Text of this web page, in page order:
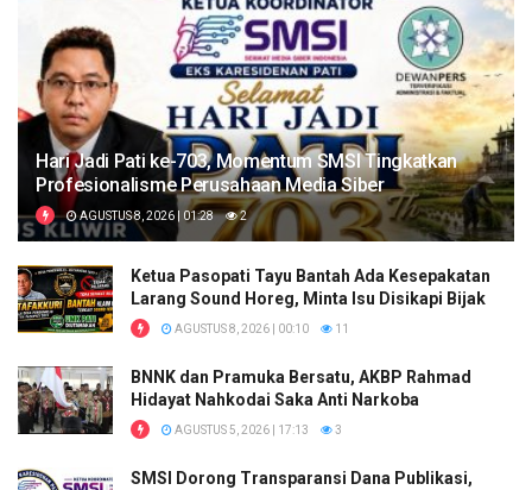
Hari Jadi Pati ke-703, Momentum SMSI Tingkatkan
Profesionalisme Perusahaan Media Siber
AGUSTUS 8, 2026 | 01:28 2
Ketua Pasopati Tayu Bantah Ada Kesepakatan
Larang Sound Horeg, Minta Isu Disikapi Bijak
AGUSTUS 8, 2026 | 00:10 11
BNNK dan Pramuka Bersatu, AKBP Rahmad
Hidayat Nahkodai Saka Anti Narkoba
AGUSTUS 5, 2026 | 17:13 3
SMSI Dorong Transparansi Dana Publikasi,